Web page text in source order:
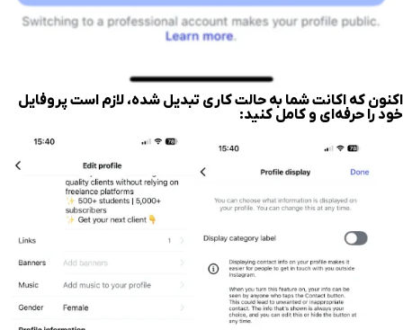
اکنون که اکانت شما به حالت کاری تبدیل شده، لازم است پروفایل
خود را حرفه‌ای و کامل کنید: